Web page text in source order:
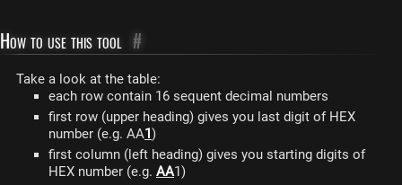
How to use this tool #
Take a look at the table:
each row contain 16 sequent decimal numbers
first row (upper heading) gives you last digit of HEX
number (e.g. AA1)
first column (left heading) gives you starting digits of
HEX number (e.g. AA1)